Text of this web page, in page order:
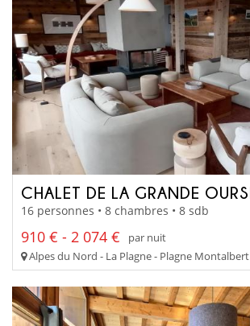
16 personnes • 8 chambres • 8 sdb
910 € - 2 074 €
par nuit
Alpes du Nord - La Plagne - Plagne Montalbert